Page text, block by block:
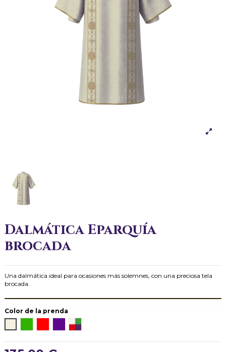
Dalmática Eparquía
brocada
Una dalmática ideal para ocasiones más solemnes, con una preciosa tela
brocada.
Color de la prenda
MoradoJuego Completo